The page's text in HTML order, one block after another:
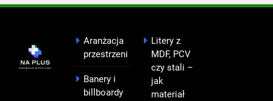
Aranżacja
przestrzeni
Banery i
billboardy
Litery z
MDF, PCV
czy stali –
jak
materiał